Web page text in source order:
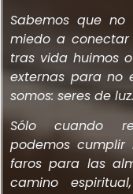
Sabemos que
miedo a
tras vida huimos
externas para no
somos: seres de luz.
Sólo cuando
podemos
faros para las
camino